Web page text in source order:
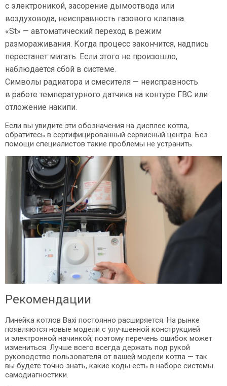
с электроникой, засорение дымоотвода или
воздуховода, неисправность газового клапана.
«St» — автоматический переход в режим
размораживания. Когда процесс закончится, надпись
перестанет мигать. Если этого не произошло,
наблюдается сбой в системе.
Символы радиатора и смесителя — неисправность
в работе температурного датчика на контуре ГВС или
отложение накипи.
Если вы увидите эти обозначения на дисплее котла,
обратитесь в сертифицированный сервисный центра. Без
помощи специалистов такие проблемы не устранить.
Рекомендации
Линейка котлов Baxi постоянно расширяется. На рынке
появляются новые модели с улучшенной конструкцией
и электронной начинкой, поэтому перечень ошибок может
измениться. Лучше всего всегда держать под рукой
руководство пользователя от вашей модели котла — так
вы будете точно знать, какие коды есть в наборе системы
самодиагностики.